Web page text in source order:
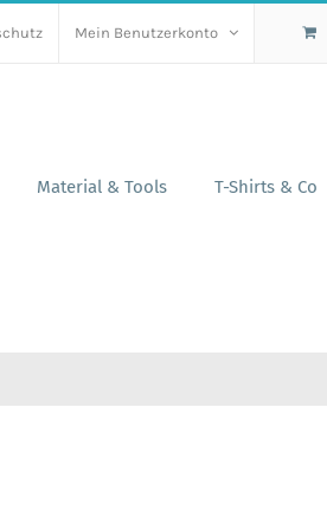
Mein Benutzerkonto
Material & Tools T-Shirts & Co